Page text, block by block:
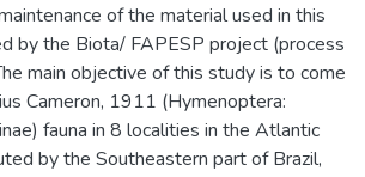
of the material used in this
by the Biota/ FAPESP project (process
main objective of this study is to come
Cameron, 1911 (Hymenoptera:
fauna in 8 localities in the Atlantic
by the Southeastern part of Brazil,